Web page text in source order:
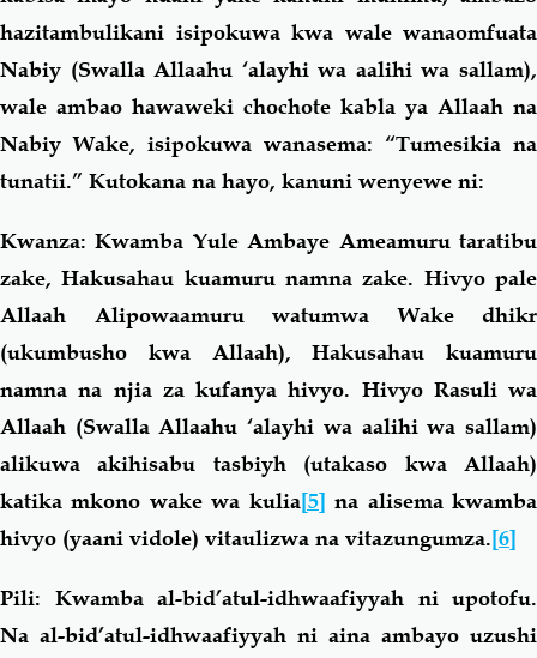
hazitambulikani isipokuwa kwa wale wanaomfuata
Nabiy (Swalla Allaahu ‘alayhi wa aalihi wa sallam),
wale ambao hawaweki chochote kabla ya Allaah na
Nabiy Wake, isipokuwa wanasema: “Tumesikia na
tunatii.” Kutokana na hayo, kanuni wenyewe ni:
Kwanza: Kwamba Yule Ambaye Ameamuru taratibu
zake, Hakusahau kuamuru namna zake. Hivyo pale
Allaah Alipowaamuru watumwa Wake dhikr
(ukumbusho kwa Allaah), Hakusahau kuamuru
namna na njia za kufanya hivyo. Hivyo Rasuli wa
Allaah (Swalla Allaahu ‘alayhi wa aalihi wa sallam)
alikuwa akihisabu tasbiyh (utakaso kwa Allaah)
katika mkono wake wa kulia[5] na alisema kwamba
hivyo (yaani vidole) vitaulizwa na vitazungumza.[6]
Pili: Kwamba al-bid’atul-idhwaafiyyah ni upotofu.
Na al-bid’atul-idhwaafiyyah ni aina ambayo uzushi